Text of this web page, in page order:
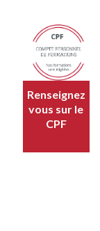
Renseignez
vous sur le
CPF